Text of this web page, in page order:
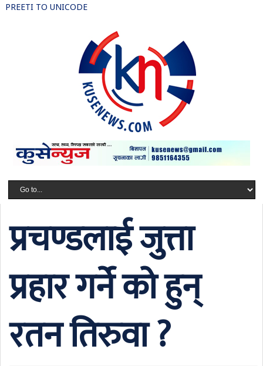
PREETI TO UNICODE
प्रचण्डलाई जुत्ता
प्रहार गर्ने को हुन्
रतन तिरुवा ?